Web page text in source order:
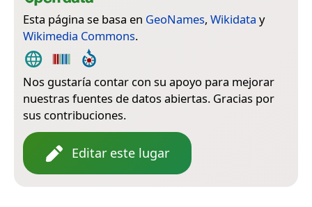
Esta página se basa en GeoNames, Wikidata y
Wikimedia Commons.
Nos gustaría contar con su apoyo para mejorar
nuestras fuentes de datos abiertas. Gracias por
sus contribuciones.
Editar este lugar